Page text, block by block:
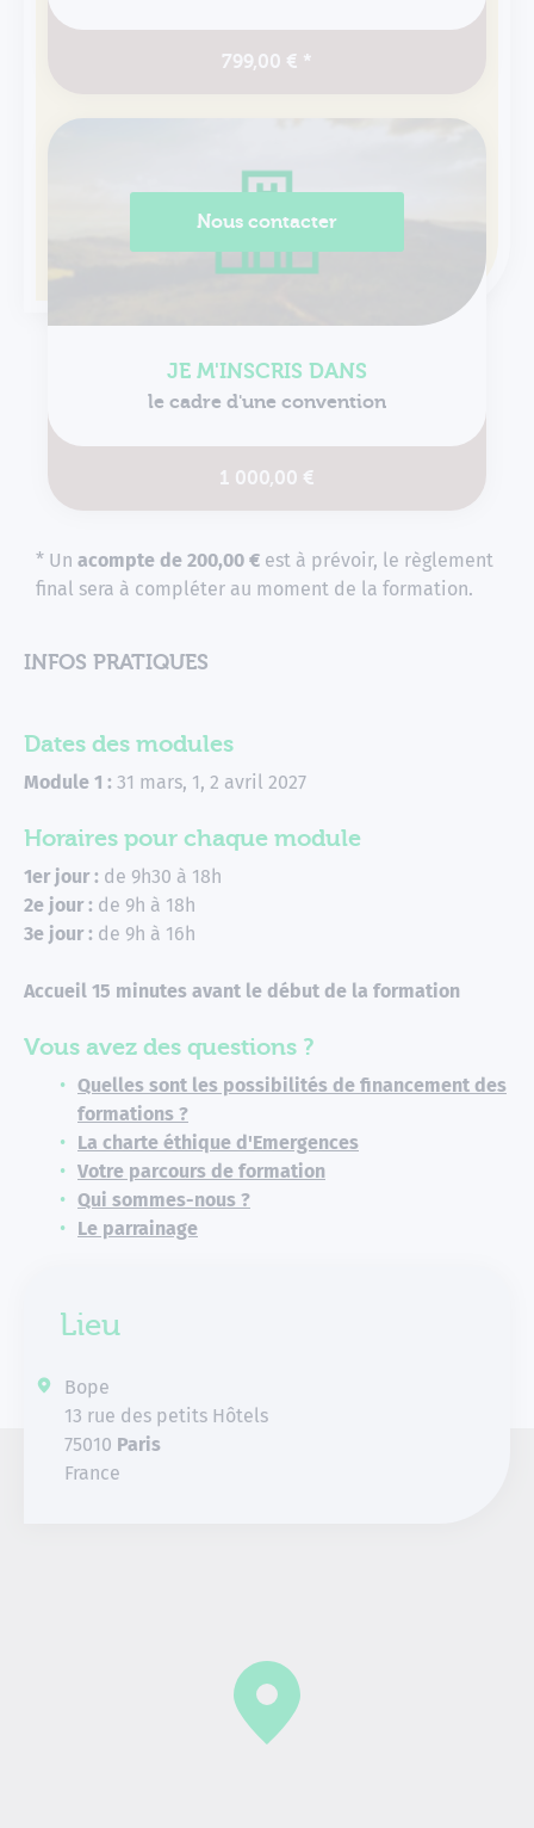
799,00 € *
Nous contacter
JE M'INSCRIS DANS
le cadre d'une convention
1 000,00 €
* Un acompte de 200,00 € est à prévoir, le règlement
final sera à compléter au moment de la formation.
INFOS PRATIQUES
Dates des modules
Module 1 : 31 mars, 1, 2 avril 2027
Horaires pour chaque module
1er jour : de 9h30 à 18h
2e jour : de 9h à 18h
3e jour : de 9h à 16h
Accueil 15 minutes avant le début de la formation
Vous avez des questions ?
Quelles sont les possibilités de financement des
formations ?
La charte éthique d'Emergences
Votre parcours de formation
Qui sommes-nous ?
Le parrainage
Lieu
Bope
13 rue des petits Hôtels
75010 Paris
France